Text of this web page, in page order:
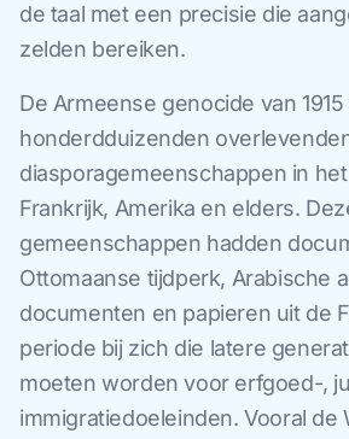
de taal met een precisie die
zelden bereiken.
De Armeense genocide van
honderdduizenden
diasporagemeenschappen in
Frankrijk, Amerika en elders.
gemeenschappen hadden
Ottomaanse tijdperk, Arabische
documenten en papieren uit de
periode bij zich die latere
moeten worden voor erfgoed-,
immigratiedoeleinden. Vooral de